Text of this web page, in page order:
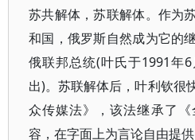
苏共解体，苏联解体。作为
和国，俄罗斯自然成为它的
俄联邦总统(叶氏于1991年
出)。苏联解体后，叶利钦很
众传媒法》，该法继承了
容，在字面上为言论自由提供